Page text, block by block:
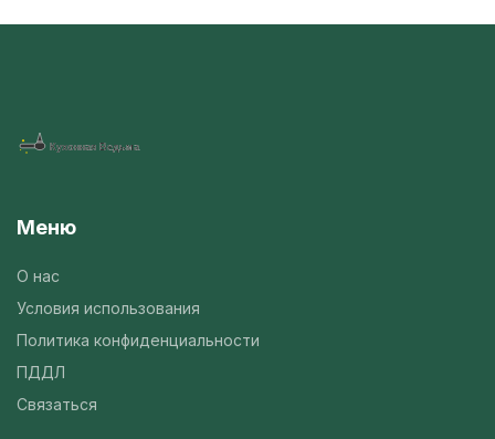
Меню
О нас
Условия использования
Политика конфиденциальности
ПДДЛ
Связаться